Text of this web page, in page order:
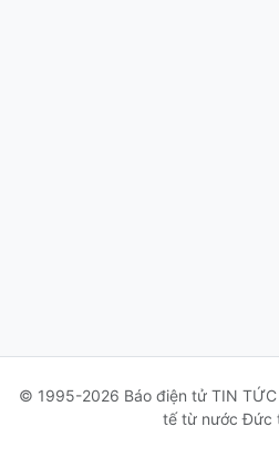
© 1995-2026 Báo điện tử TIN
tế từ nước Đức